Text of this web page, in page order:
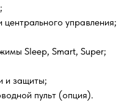
управления;
Sleep, Smart, Super;
и защиты;
пульт (опция).